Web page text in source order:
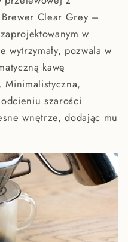
Clear Grey –
w
wytrzymały, pozwala w
kawę
Minimalistyczna,
szarości
wnętrze, dodając mu